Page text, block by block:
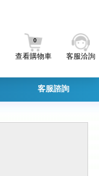
查看購物車
0
客服洽詢
客服諮詢